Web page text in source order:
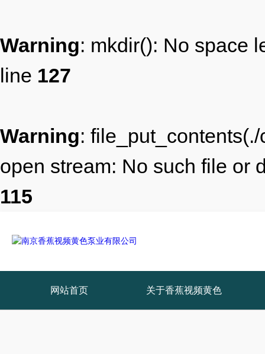
Warning: mkdir(): No space
line 127
Warning:
open stream: No such file or
115
网站首页 关于香蕉视频黄色